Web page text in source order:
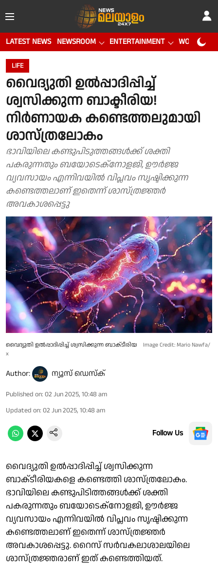
LATEST NEWS NEWSROOM ENTERTAINMENT WORLD CUP
LIFE
വൈദ്യുതി ഉൽപ്പാദിപ്പിച്ച്
ശ്വസിക്കുന്ന ബാക്ടീരിയ!
നിർണായക കണ്ടെത്തലുമായി
ശാസ്ത്രലോകം
ഭാവിയിലെ കണ്ടുപിടുത്തങ്ങൾക്ക് ശക്തി
പകരുന്നതും ബയോടെക്നോളജി, ഊർജ്ജ
വ്യവസായം എന്നിവയിൽ വിപ്ലവം സൃഷ്ടിക്കുന്ന
കണ്ടെത്തലാണ് ഇതെന്ന് ശാസ്ത്രജ്ഞർ
അവകാശപ്പെട്ടു
വൈദ്യുതി ഉൽപ്പാദിപ്പിച്ച് ശ്വസിക്കുന്ന ബാക്‌ടീരിയ
Image Credit: Mario Nawfa/
x
Author: ന്യൂസ് ഡെസ്ക്
Published on: 02 Jun 2025, 10:48 am
Updated on: 02 Jun 2025, 10:48 am
Follow Us
വൈദ്യുതി ഉൽപ്പാദിപ്പിച്ച് ശ്വസിക്കുന്ന
ബാക്‌ടീരിയകളെ കണ്ടെത്തി ശാസ്ത്രലോകം.
ഭാവിയിലെ കണ്ടുപിടിത്തങ്ങൾക്ക് ശക്തി
പകരുന്നതും ബയോടെക്നോളജി, ഊർജ്ജ
വ്യവസായം എന്നിവയിൽ വിപ്ലവം സൃഷ്ടിക്കുന്ന
കണ്ടെത്തലാണ് ഇതെന്ന് ശാസ്ത്രജ്ഞർ
അവകാശപ്പെട്ടു. റൈസ് സർവകലാശാലയിലെ
ശാസ്ത്രജ്ഞരാണ് ഇത് കണ്ടെത്തിയത്.